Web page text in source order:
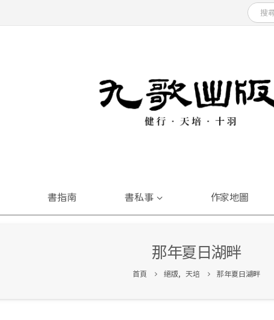
書指南 書私事 作家地圖
那年夏日湖畔
首頁 絕版, 天培 那年夏日湖畔